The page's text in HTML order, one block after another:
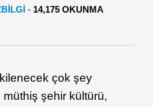
- 14,175 OKUNMA
çok şey
müthiş şehir kültürü,